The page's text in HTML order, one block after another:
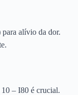
alívio da dor.
– I80 é crucial.